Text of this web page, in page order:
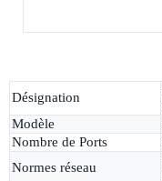
Désignation
Modèle
Nombre de Ports
Normes réseau